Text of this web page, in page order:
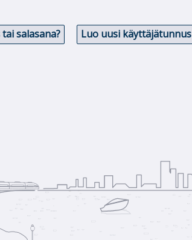
salasana? Luo uusi käyttäjätunnus